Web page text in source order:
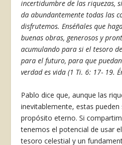
incertidumbre de las riquezas,
da abundantemente todas las
disfrutemos. Ensé­ñales que
buenas obras, generosos y
acumulando para si el tesoro
para el futuro, para que
verdad es vida (1 Ti. 6: 17- 19.
Pablo dice que, aunque las
inevitablemente, estas pueden
propósito eterno. Si
tenemos el potencial de usar
tesoro celestial y un